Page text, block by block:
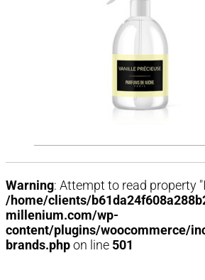
Warning: Attempt to read property
/home/clients/
millenium.com/wp-
content/plugins/woocommerce/
brands.phpon line 501